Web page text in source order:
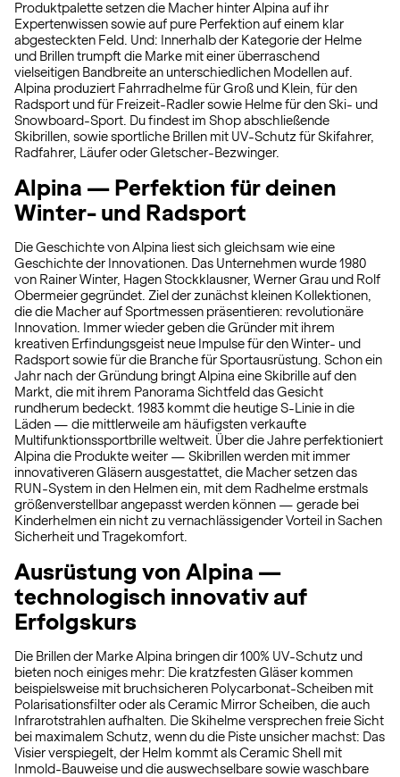
Produktpalette setzen die Macher hinter Alpina auf ihr
Expertenwissen sowie auf pure Perfektion auf einem klar
abgesteckten Feld. Und: Innerhalb der Kategorie der Helme
und Brillen trumpft die Marke mit einer überraschend
vielseitigen Bandbreite an unterschiedlichen Modellen auf.
Alpina produziert Fahrradhelme für Groß und Klein, für den
Radsport und für Freizeit-Radler sowie Helme für den Ski- und
Snowboard-Sport. Du findest im Shop abschließende
Skibrillen, sowie sportliche Brillen mit UV-Schutz für Skifahrer,
Radfahrer, Läufer oder Gletscher-Bezwinger.
Alpina — Perfektion für deinen
Winter- und Radsport
Die Geschichte von Alpina liest sich gleichsam wie eine
Geschichte der Innovationen. Das Unternehmen wurde 1980
von Rainer Winter, Hagen Stockklausner, Werner Grau und Rolf
Obermeier gegründet. Ziel der zunächst kleinen Kollektionen,
die die Macher auf Sportmessen präsentieren: revolutionäre
Innovation. Immer wieder geben die Gründer mit ihrem
kreativen Erfindungsgeist neue Impulse für den Winter- und
Radsport sowie für die Branche für Sportausrüstung. Schon ein
Jahr nach der Gründung bringt Alpina eine Skibrille auf den
Markt, die mit ihrem Panorama Sichtfeld das Gesicht
rundherum bedeckt. 1983 kommt die heutige S-Linie in die
Läden — die mittlerweile am häufigsten verkaufte
Multifunktionssportbrille weltweit. Über die Jahre perfektioniert
Alpina die Produkte weiter — Skibrillen werden mit immer
innovativeren Gläsern ausgestattet, die Macher setzen das
RUN-System in den Helmen ein, mit dem Radhelme erstmals
größenverstellbar angepasst werden können — gerade bei
Kinderhelmen ein nicht zu vernachlässigender Vorteil in Sachen
Sicherheit und Tragekomfort.
Ausrüstung von Alpina —
technologisch innovativ auf
Erfolgskurs
Die Brillen der Marke Alpina bringen dir 100% UV-Schutz und
bieten noch einiges mehr: Die kratzfesten Gläser kommen
beispielsweise mit bruchsicheren Polycarbonat-Scheiben mit
Polarisationsfilter oder als Ceramic Mirror Scheiben, die auch
Infrarotstrahlen aufhalten. Die Skihelme versprechen freie Sicht
bei maximalem Schutz, wenn du die Piste unsicher machst: Das
Visier verspiegelt, der Helm kommt als Ceramic Shell mit
Inmold-Bauweise und die auswechselbare sowie waschbare